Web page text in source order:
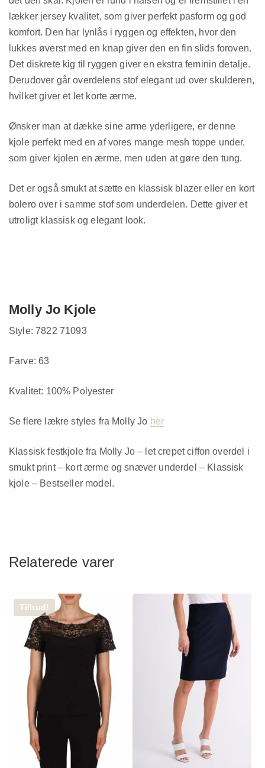
lækker jersey kvalitet, som giver perfekt pasform og god
komfort. Den har lynlås i ryggen og effekten, hvor den
lukkes øverst med en knap giver den en fin slids foroven.
Det diskrete kig til ryggen giver en ekstra feminin detalje.
Derudover går overdelens stof elegant ud over skulderen,
hvilket giver et let korte ærme.
Ønsker man at dække sine arme yderligere, er denne
kjole perfekt med en af vores mange mesh toppe under,
som giver kjolen en ærme, men uden at gøre den tung.
Det er også smukt at sætte en klassisk blazer eller en kort
bolero over i samme stof som underdelen. Dette giver et
utroligt klassisk og elegant look.
Molly Jo Kjole
Style: 7822 71093
Farve: 63
Kvalitet: 100% Polyester
Se flere lækre styles fra Molly Jo her
Klassisk festkjole fra Molly Jo – let crepet ciffon overdel i
smukt print – kort ærme og snæver underdel – Klassisk
kjole – Bestseller model.
Relaterede varer
Tilbud!